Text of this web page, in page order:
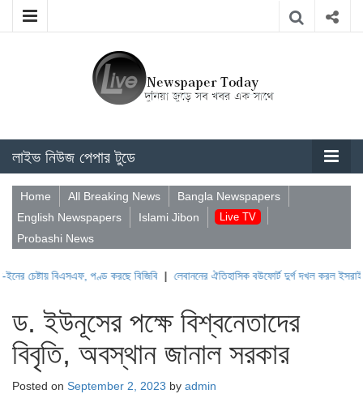
লাইভ নিউজ পেপার টুডে
Home All Breaking News
Bangla Newspapers
English Newspapers
Islami Jibon Live TV
Probashi News
বিএসএফ, পণ্ড করছে বিজিবি|লেবাননের ঐতিহাসিক বউফোর্ট দুর্গ দখল করল ইসরাইল|
ড. ইউনূসের পক্ষে বিশ্বনেতাদের
বিবৃতি, অবস্থান জানাল সরকার
Posted on September 2, 2023 by admin